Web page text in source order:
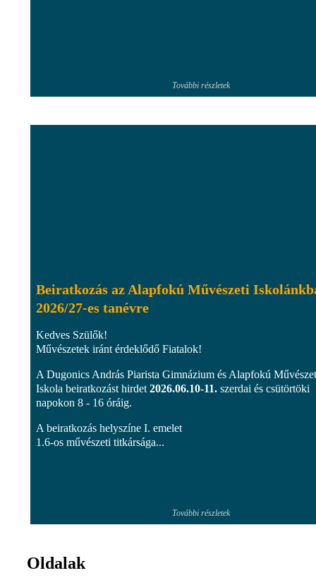
További részletek
Beiratkozás az Alapfokú Művészeti
2026/27-es tanévre
Kedves Szülők!
Művészetek iránt érdeklődő Fiatalok!
A Dugonics András Piarista Gimnázium és Alapfokú
Iskola beiratkozást hirdet 2026.06.10-11. szerdai és csütörtöki
napokon 8 - 16 óráig.
A beiratkozás helyszíne I. emelet
1.6-os művészeti titkársága...
További részletek
Oldalak